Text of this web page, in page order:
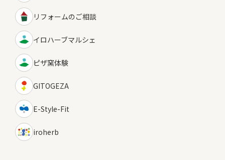
リフォームのご相談
イロハーブマルシェ
ピザ窯体験
GITOGEZA
E-Style-Fit
iroherb